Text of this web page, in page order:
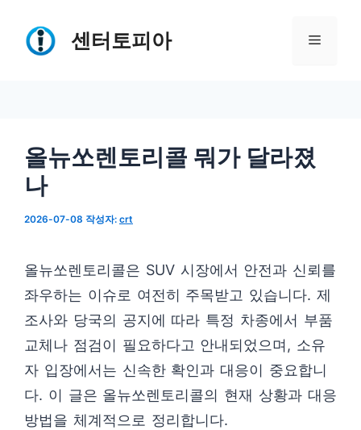
센터토피아 메
올뉴쏘렌토리콜 뭐가 달라졌
나
2026-07-08 작성자: crt
올뉴쏘렌토리콜은 SUV 시장에서 안전과 신뢰를
좌우하는 이슈로 여전히 주목받고 있습니다. 제
조사와 당국의 공지에 따라 특정 차종에서 부품
교체나 점검이 필요하다고 안내되었으며, 소유
자 입장에서는 신속한 확인과 대응이 중요합니
다. 이 글은 올뉴쏘렌토리콜의 현재 상황과 대응
방법을 체계적으로 정리합니다.